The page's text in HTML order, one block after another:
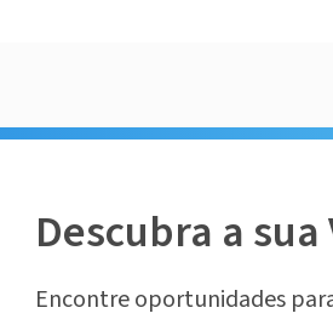
Descubra a sua
Encontre oportunidades